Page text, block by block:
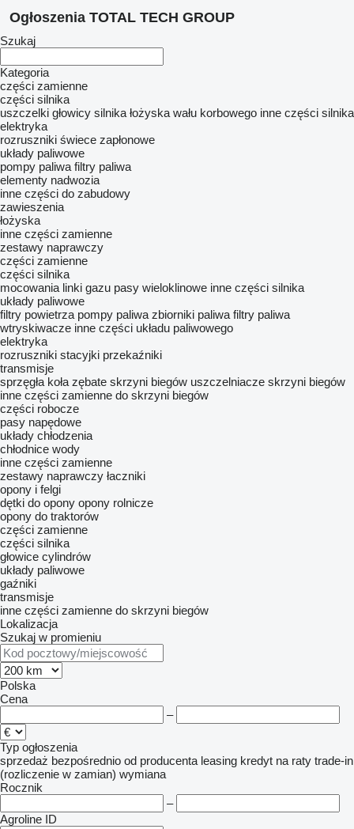
Ogłoszenia TOTAL TECH GROUP
Szukaj
Kategoria
części zamienne
części silnika
uszczelki głowicy silnika łożyska wału korbowego inne części silnika
elektryka
rozruszniki świece zapłonowe
układy paliwowe
pompy paliwa filtry paliwa
elementy nadwozia
inne części do zabudowy
zawieszenia
łożyska
inne części zamienne
zestawy naprawczy
części zamienne
części silnika
mocowania linki gazu pasy wieloklinowe inne części silnika
układy paliwowe
filtry powietrza pompy paliwa zbiorniki paliwa filtry paliwa
wtryskiwacze inne części układu paliwowego
elektryka
rozruszniki stacyjki przekaźniki
transmisje
sprzęgła koła zębate skrzyni biegów uszczelniacze skrzyni biegów
inne części zamienne do skrzyni biegów
części robocze
pasy napędowe
układy chłodzenia
chłodnice wody
inne części zamienne
zestawy naprawczy łaczniki
opony i felgi
dętki do opony opony rolnicze
opony do traktorów
części zamienne
części silnika
głowice cylindrów
układy paliwowe
gaźniki
transmisje
inne części zamienne do skrzyni biegów
Lokalizacja
Szukaj w promieniu
Polska
Cena
–
Typ ogłoszenia
sprzedaż bezpośrednio od producenta leasing kredyt na raty trade-in
(rozliczenie w zamian) wymiana
Rocznik
–
Agroline ID